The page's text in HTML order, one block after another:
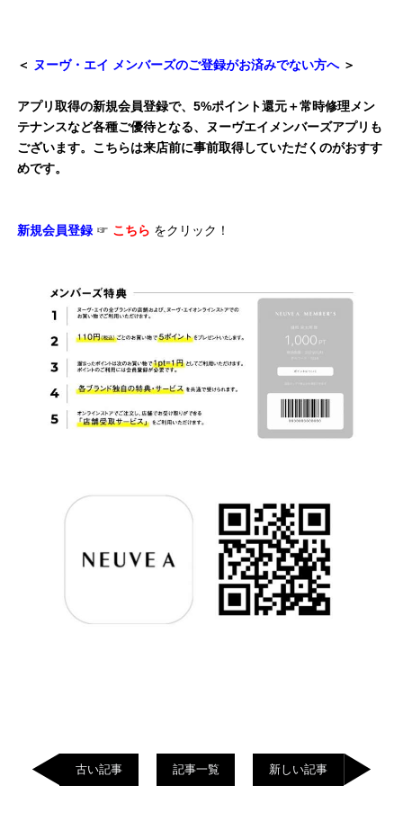
＜ ヌーヴ・エイ メンバーズのご登録がお済みでない方へ ＞
アプリ取得の新規会員登録で、5%ポイント還元＋常時修理メン
テナンスなど各種ご優待となる、ヌーヴエイメンバーズアプリも
ございます。こちらは来店前に事前取得していただくのがおすす
めです。
新規会員登録 ☞ こちら をクリック！
古い記事 記事一覧 新しい記事